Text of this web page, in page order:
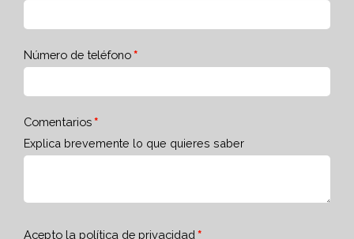
Número de teléfono
Comentarios
Explica brevemente lo que quieres saber
Acepto la política de privacidad